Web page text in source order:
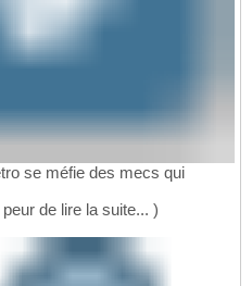
se méfie des mecs qui
de lire la suite... )